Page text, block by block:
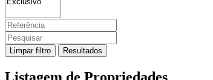
Limpar filtro Resultados